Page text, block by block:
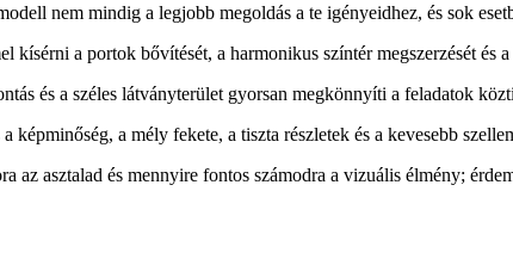
nem mindig a legjobb megoldás a te igényeidhez, és sok
a portok bővítését, a harmonikus színtér megszerzését és
és a széles látványterület gyorsan megkönnyíti a feladatok
képminőség, a mély fekete, a tiszta részletek és a kevesebb
asztalad és mennyire fontos számodra a vizuális élmény;